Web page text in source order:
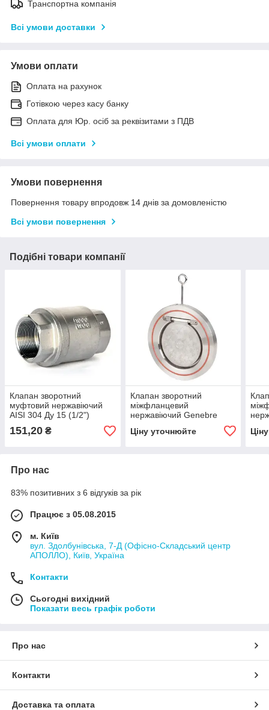
Транспортна компанія
Всі умови доставки
Умови оплати
Оплата на рахунок
Готівкою через касу банку
Оплата для Юр. осіб за реквізитами з ПДВ
Всі умови оплати
Умови повернення
Повернення товару впродовж 14 днів за домовленістю
Всі умови повернення
Подібні товари компанії
Клапан зворотний
муфтовий нержавіючий
AISI 304 Ду 15 (1/2")
151,20 ₴
Клапан зворотний
міжфланцевий
нержавіючий Genebre
Ціну уточнюйте
Про нас
83% позитивних з 6 відгуків за рік
Працює з 05.08.2015
м. Київ
вул. Здолбунівська, 7-Д (Офісно-Складський центр
АПОЛЛО), Київ, Україна
Контакти
Сьогодні вихідний
Показати весь графік роботи
Про нас
Контакти
Доставка та оплата